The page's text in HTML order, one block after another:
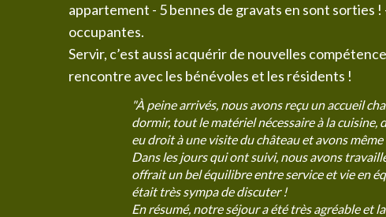
appartement - 5 bennes de gravats en sont sorties
occupantes.
Servir, c’est aussi acquérir de nouvelles
rencontre avec les bénévoles et les résidents !
"À peine arrivés, nous avons reçu un accueil
dormir, tout le matériel nécessaire à la cuisine,
eu droit à une visite du château et avons
Dans les jours qui ont suivi, nous avons
offrait un bel équilibre entre service et vie en
était très sympa de discuter !
En résumé, notre séjour a été très agréable et